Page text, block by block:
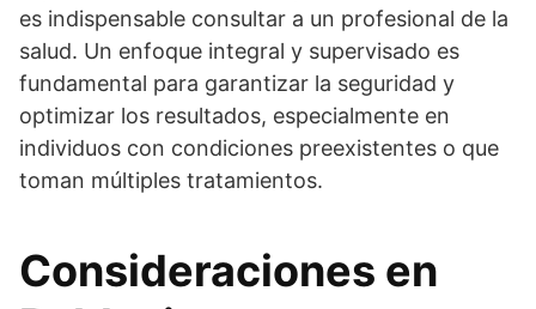
es indispensable consultar a un profesional de la
salud. Un enfoque integral y supervisado es
fundamental para garantizar la seguridad y
optimizar los resultados, especialmente en
individuos con condiciones preexistentes o que
toman múltiples tratamientos.
Consideraciones en